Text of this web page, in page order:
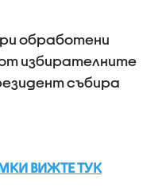
обработени
избирателните
събира
ВИЖТЕ ТУК